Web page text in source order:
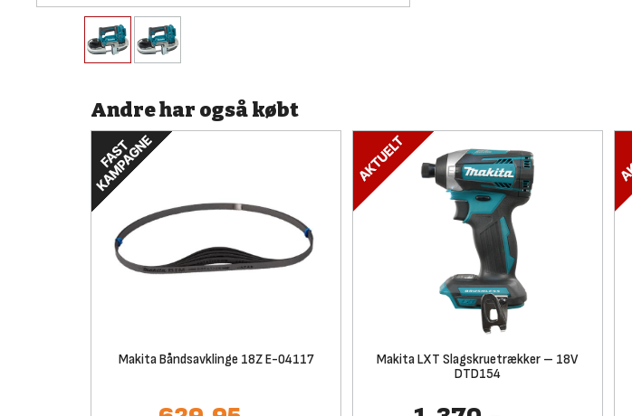
Andre har også købt
Makita Båndsavklinge 18Z E-04117
Makita LXT Slagskruetrækker – 18V
DTD154